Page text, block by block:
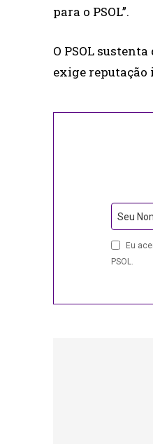
para o PSOL”.
O PSOL
exige reputação
Seu
Eu
PSOL.